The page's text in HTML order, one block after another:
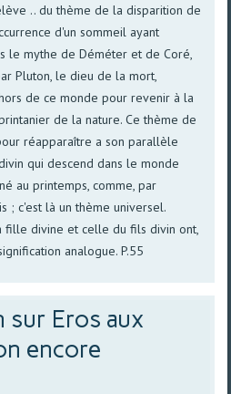
.. du thème de la disparition de
d'un sommeil ayant
le mythe de Déméter et de Coré,
Pluton, le dieu de la mort,
de ce monde pour revenir à la
de la nature. Ce thème de
réapparaître a son parallèle
qui descend dans le monde
au printemps, comme, par
; c'est là un thème universel.
fille divine et celle du fils divin ont,
analogue. P.55
sur Eros aux
encore